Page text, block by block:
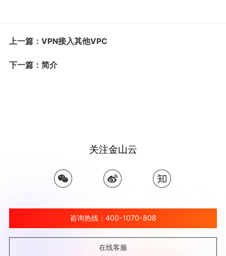
上一篇：VPN接入其他VPC
下一篇：简介
关注金山云
咨询热线：400-1070-808
在线客服